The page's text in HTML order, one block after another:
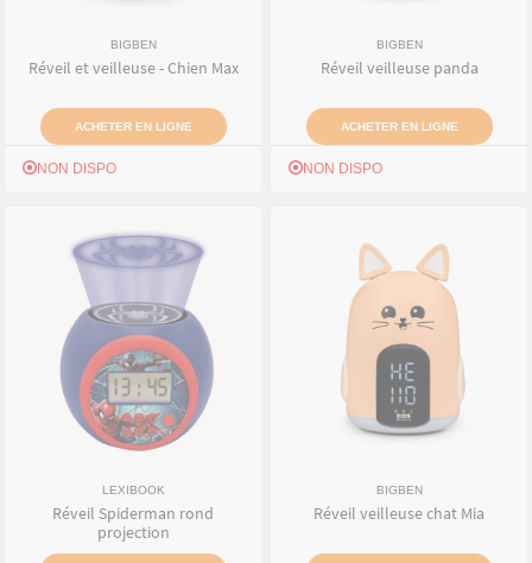
BIGBEN
Réveil et veilleuse - Chien Max
ACHETER EN LIGNE
NON DISPO
BIGBEN
Réveil veilleuse panda
ACHETER EN LIGNE
NON DISPO
LEXIBOOK
Réveil Spiderman rond
projection
BIGBEN
Réveil veilleuse chat Mia